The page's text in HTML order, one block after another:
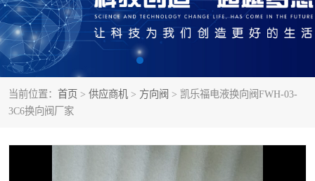
当前位置： 首页 > 供应商机 > 方向阀 > 凯乐福电液换向阀FWH-03-
3C6换向阀厂家
风冷式油冷却器 叶片泵
液压马达
柱塞泵 方向阀